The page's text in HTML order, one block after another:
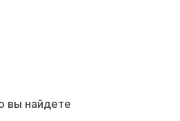
вы найдете